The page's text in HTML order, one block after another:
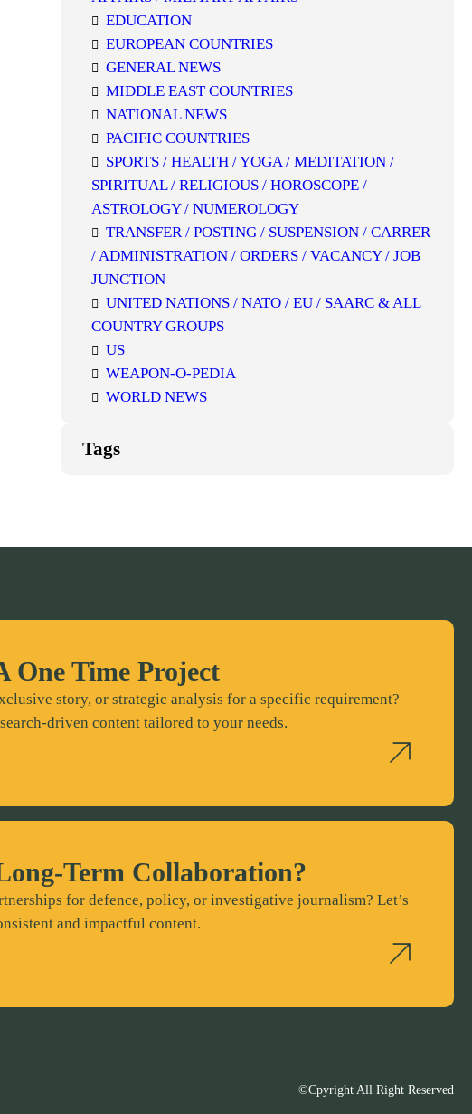
EDUCATION
EUROPEAN COUNTRIES
GENERAL NEWS
MIDDLE EAST COUNTRIES
NATIONAL NEWS
PACIFIC COUNTRIES
SPORTS / HEALTH / YOGA / MEDITATION /
SPIRITUAL / RELIGIOUS / HOROSCOPE /
ASTROLOGY / NUMEROLOGY
TRANSFER / POSTING / SUSPENSION / CARRER
/ ADMINISTRATION / ORDERS / VACANCY / JOB
JUNCTION
UNITED NATIONS / NATO / EU / SAARC & ALL
COUNTRY GROUPS
US
WEAPON-O-PEDIA
WORLD NEWS
Tags
One Time Project
story, or strategic analysis for a specific requirement?
driven content tailored to your needs.
Term Collaboration?
for defence, policy, or investigative journalism? Let’s
and impactful content.
©Cpyright All Right Reserved